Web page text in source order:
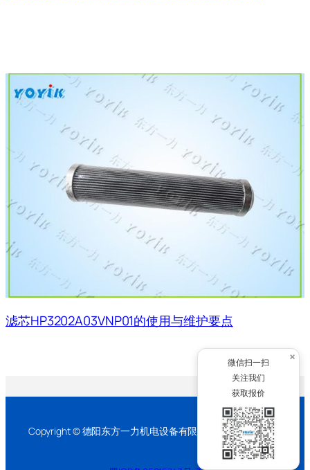
滤芯HP3202A03VNP01的使用与维护要点
Copyright © 德阳东方一力机电设备有限公司 2026 版权所有
×
微信扫一扫
关注我们
获取报价